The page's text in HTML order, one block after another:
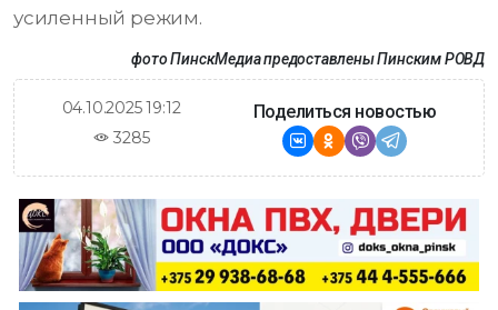
усиленный режим.
фото ПинскМедиа предоставлены Пинским РОВД
04.10.2025 19:12
3285
Поделиться новостью